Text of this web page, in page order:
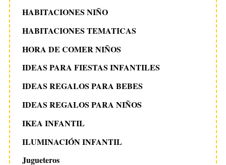
HABITACIONES NIÑO
HABITACIONES TEMATICAS
HORA DE COMER NIÑOS
IDEAS PARA FIESTAS INFANTILES
IDEAS REGALOS PARA BEBES
IDEAS REGALOS PARA NIÑOS
IKEA INFANTIL
ILUMINACIÓN INFANTIL
Jugueteros